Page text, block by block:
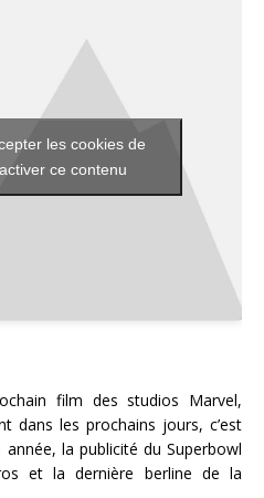
les cookies de
ce contenu
film des studios Marvel,
dans les prochains jours, c’est
la publicité du Superbowl
et la dernière berline de la